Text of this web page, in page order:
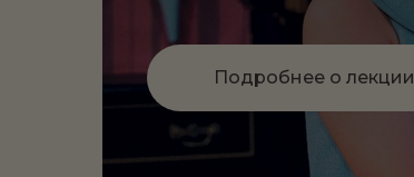
Подробнее о лекции